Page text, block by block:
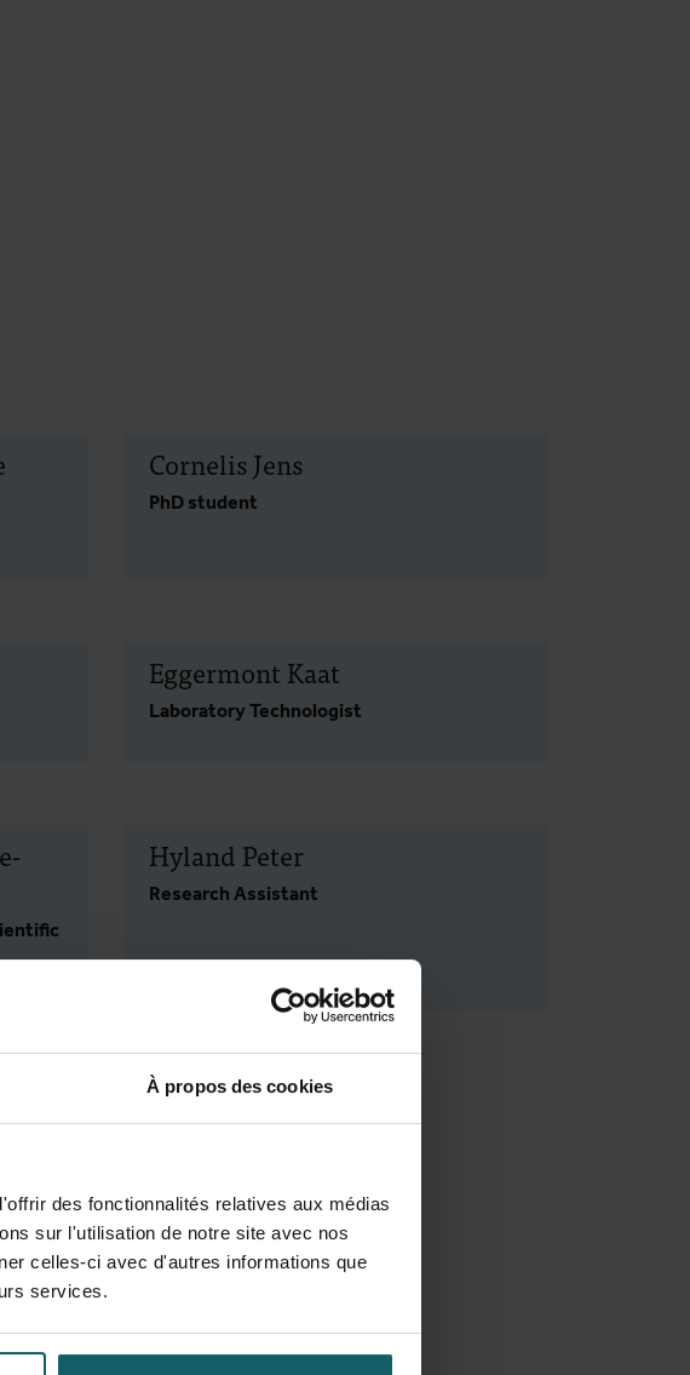
À propos des cookies
des fonctionnalités relatives aux médias
sur l'utilisation de notre site avec nos
celles-ci avec d'autres informations que
services.
Cornelis Jens
PhD student
Eggermont Kaat
Laboratory Technologist
Hyland Peter
Research Assistant